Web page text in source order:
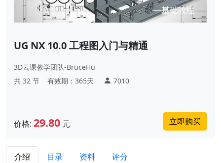
UG NX 10.0 工程图入门与精通
3D云课教学团队-BruceHu
共 32 节 有效期：365天 7010
价格: 29.80 元 立即购买
介绍 目录 资料 评分